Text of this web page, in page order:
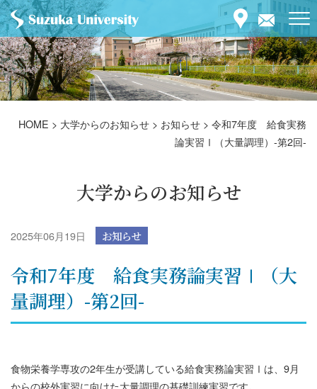
HOME > 大学からのお知らせ > お知らせ > 令和7年度 給食実務
論実習Ⅰ（大量調理）-第2回-
大学からのお知らせ
2025年06月19日 お知らせ
令和7年度 給食実務論実習Ⅰ（大
量調理）-第2回-
食物栄養学専攻の2年生が受講している給食実務論実習Ⅰは、9月
からの校外実習に向けた大量調理の基礎訓練実習です。